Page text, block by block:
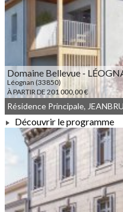
À PARTIR DE 424 000,00 €
Domaine Bellevue -
Léognan (33850)
À PARTIR DE 201 000,00 €
À PARTIR DE 201
Résidence Principale,
Découvrir le programme